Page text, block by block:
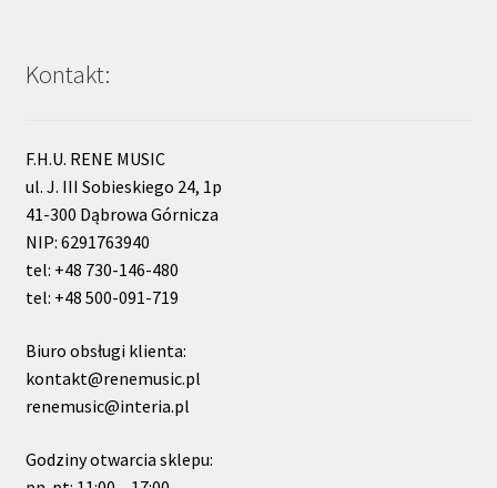
Kontakt:
F.H.U. RENE MUSIC
ul. J. III Sobieskiego 24, 1p
41-300 Dąbrowa Górnicza
NIP: 6291763940
tel: +48 730-146-480
tel: +48 500-091-719
Biuro obsługi klienta:
kontakt@renemusic.pl
renemusic@interia.pl
Godziny otwarcia sklepu: